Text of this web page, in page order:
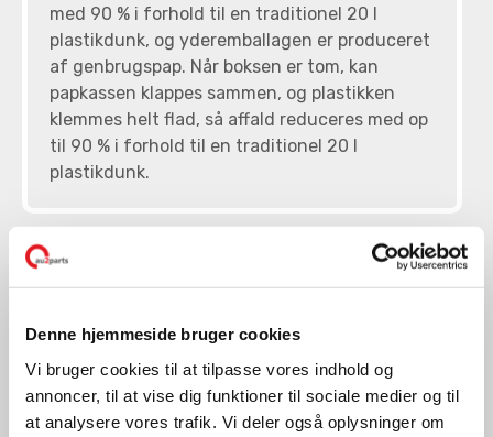
Denne hjemmeside bruger cookies
Vi bruger cookies til at tilpasse vores indhold og
annoncer, til at vise dig funktioner til sociale medier og til
at analysere vores trafik. Vi deler også oplysninger om
med 90 % i forhold til en traditionel 20 l
plastikdunk, og yderemballagen er produceret
af genbrugspap. Når boksen er tom, kan
papkassen klappes sammen, og plastikken
klemmes helt flad, så affald reduceres med op
til 90 % i forhold til en traditionel 20 l
plastikdunk.